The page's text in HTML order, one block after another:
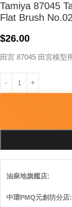
Tamiya 87045
Flat Brush No.02
$26.00
田宮 87045 田宮模型
油麻地旗艦店:
中環PMQ元創坊分店: